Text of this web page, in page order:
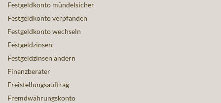
Festgeldkonto mündelsicher
Festgeldkonto verpfänden
Festgeldkonto wechseln
Festgeldzinsen
Festgeldzinsen ändern
Finanzberater
Freistellungsauftrag
Fremdwährungskonto